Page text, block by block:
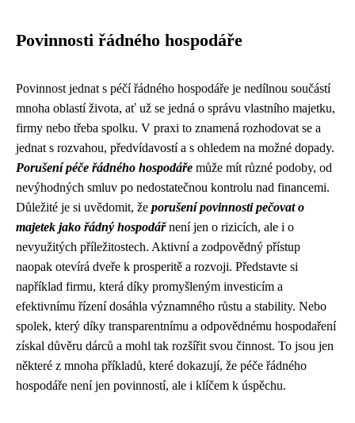
Povinnosti řádného hospodáře
Povinnost jednat s péčí řádného hospodáře je nedílnou součástí
mnoha oblastí života, ať už se jedná o správu vlastního majetku,
firmy nebo třeba spolku. V praxi to znamená rozhodovat se a
jednat s rozvahou, předvídavostí a s ohledem na možné dopady.
Porušení péče řádného hospodáře může mít různé podoby, od
nevýhodných smluv po nedostatečnou kontrolu nad financemi.
Důležité je si uvědomit, že porušení povinnosti pečovat o
majetek jako řádný hospodářnení jen o rizicích, ale i o
nevyužitých příležitostech. Aktivní a zodpovědný přístup
naopak otevírá dveře k prosperitě a rozvoji. Představte si
například firmu, která díky promyšleným investicím a
efektivnímu řízení dosáhla významného růstu a stability. Nebo
spolek, který díky transparentnímu a odpovědnému hospodaření
získal důvěru dárců a mohl tak rozšířit svou činnost. To jsou jen
některé z mnoha příkladů, které dokazují, že péče řádného
hospodáře není jen povinností, ale i klíčem k úspěchu.